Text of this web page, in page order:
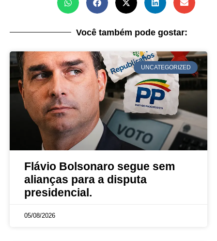
Você também pode gostar:
UNCATEGORIZED
Flávio Bolsonaro segue sem
alianças para a disputa
presidencial.
05/08/2026